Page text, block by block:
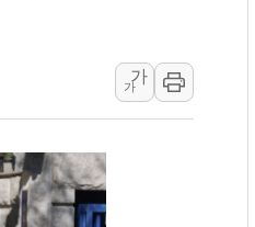
李대통령 "결혼 때문에 손해 보
여수 오동도 인근 해상서 모터보
추미애, '위안부' 피해자 기림의
인천 선재도 갯벌서 해루질 중 실
인천서 말다툼 중 어머니 흉기 살해
'화합' 꺼낸 김민석에 '뻔뻔' 받아
李대통령, ISA 개편 재검토 지시…
가
가